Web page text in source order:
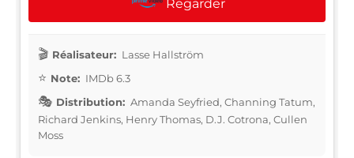
Regarder
Réalisateur: Lasse Hallström
Note: IMDb 6.3
Distribution: Amanda Seyfried, Channing Tatum,
Richard Jenkins, Henry Thomas, D.J. Cotrona, Cullen
Moss